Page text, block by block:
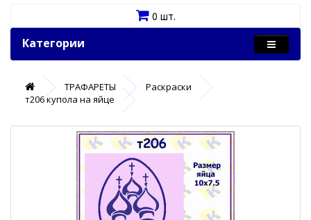
0 шт.
Категории
ТРАФАРЕТЫ
Раскраски
т206 купола на яйце